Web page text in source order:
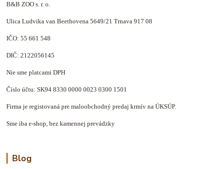
B&B ZOO s. r. o.
Ulica Ludvika van Beethovena 5649/21 Trnava 917 08
IČO: 55 661 548
DIČ: 2122056145
Nie sme platcami DPH
Číslo účtu: SK94 8330 0000 0023 0300 1501
Firma je registovaná pre maloobchodný predaj krmív na ÚKSÚP.
Sme iba e-shop, bez kamennej prevádzky
Blog